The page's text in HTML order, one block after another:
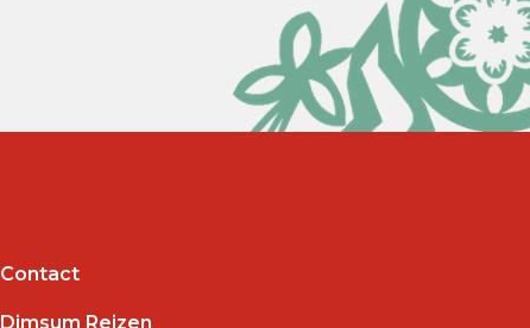
Contact
Dimsum Reizen